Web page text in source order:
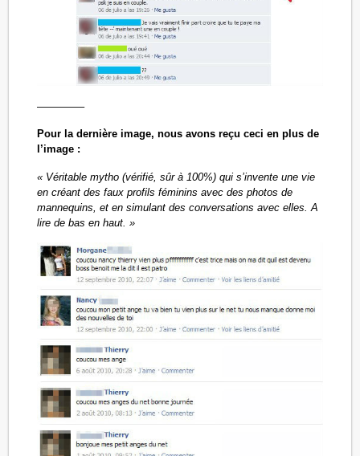
————–
Pour la dernière image, nous avons reçu ceci en plus de
l’image :
« Véritable mytho (vérifié, sûr à 100%) qui s’invente une vie
en créant des faux profils féminins avec des photos de
mannequins, et en simulant des conversations avec elles. A
lire de bas en haut. »